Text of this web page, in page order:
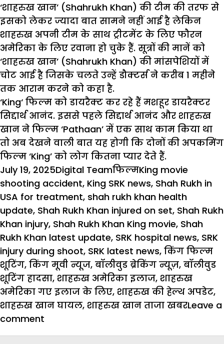
‘शाहरुख खान’ (Shahrukh Khan) की टीम की तरफ से
इसको लेकर ज्यादा बात सामने नहीं आई है लेकिन
शाहरुख अपनी टीम के साथ ट्रीटमेंट के लिए फौरन
अमेरिका के लिए रवाना हो चुके हैं. सूत्रों की मानें को
‘शाहरुख खान’ (Shahrukh Khan) की मांसपेशियों में
चोट आई है जिसके चलते उन्हें डौक्टर्स ने करीब 1 महीने
तक आराम करने को कहा है.
‘King‘ फिल्म को डायरैक्ट कर रहे हैं मशहूर डायरैक्टर
सिद्दार्थ आनंद. इससे पहले सिद्दार्थ आनंद और शाहरुख
खान ने फिल्म ‘Pathaan’ में एक साथ काम किया था
तो अब देखने वाली बात यह होगी कि दोनों की अपकमिंग
फिल्म ‘King’ को लोग कितना प्यार देते हैं.
Posted
on
July 19, 2025Author
Digital TeamCategories
फिल्मTags
King movie
shooting accident, King SRK news, Shah Rukh in
USA for treatment, shah rukh khan health
update, Shah Rukh Khan injured on set, Shah Rukh
Khan injury, Shah Rukh Khan King movie, Shah
Rukh Khan latest update, SRK hospital news, SRK
injury during shoot, SRK latest news, किंग फिल्म
शूटिंग, किंग मूवी न्यूज, बॉलीवुड ब्रेकिंग न्यूज़, बॉलीवुड
शूटिंग हादसा, शाहरुख अमेरिका इलाज, शाहरुख
अमेरिका गए इलाज के लिए, शाहरुख की हेल्थ अपडेट,
शाहरुख खान घायल, शाहरुख खान ताजा खबरLeave a
comment